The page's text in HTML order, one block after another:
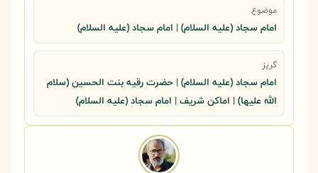
موضوع
امام سجاد (علیه السلام) | امام سجاد (علیه السلام)
گریز
امام سجاد (علیه السلام) | حضرت رقيه بنت الحسين (سلام
الله عليها) | اماکن شریف | امام سجاد (علیه السلام)